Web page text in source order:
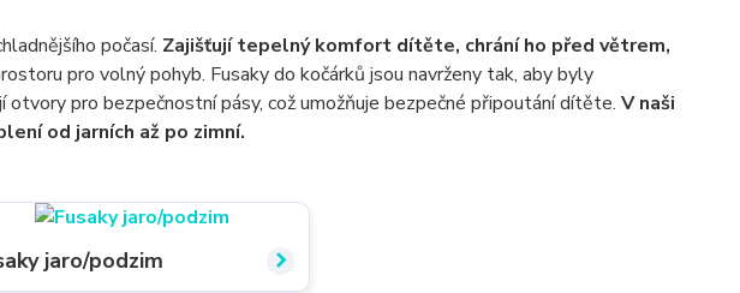
počasí. Zajišťují tepelný komfort dítěte, chrání ho před větrem,
pro volný pohyb. Fusaky do kočárků jsou navrženy tak, aby byly
pro bezpečnostní pásy, což umožňuje bezpečné připoutání dítěte.V naši
od jarních až po zimní.
jaro/podzim